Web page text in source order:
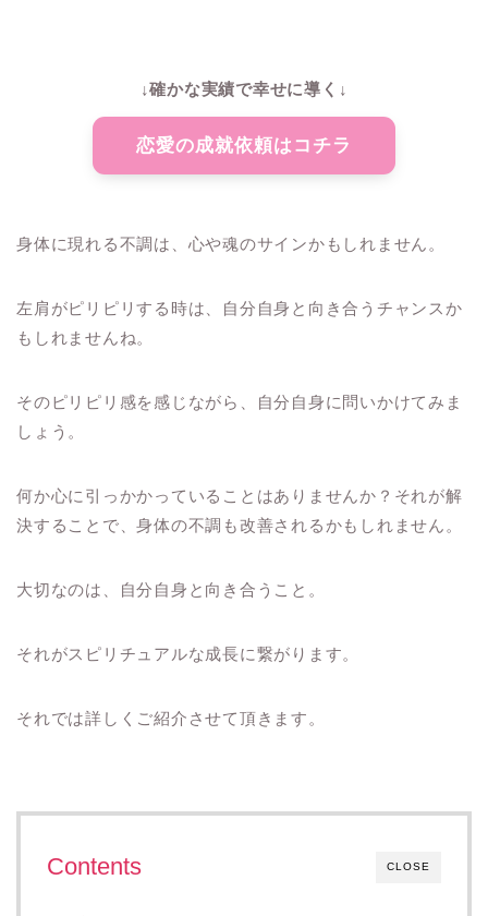
↓確かな実績で幸せに導く↓
恋愛の成就依頼はコチラ
身体に現れる不調は、心や魂のサインかもしれません。
左肩がピリピリする時は、自分自身と向き合うチャンスか
もしれませんね。
そのピリピリ感を感じながら、自分自身に問いかけてみま
しょう。
何か心に引っかかっていることはありませんか？それが解
決することで、身体の不調も改善されるかもしれません。
大切なのは、自分自身と向き合うこと。
それがスピリチュアルな成長に繋がります。
それでは詳しくご紹介させて頂きます。
CLOSE
Contents